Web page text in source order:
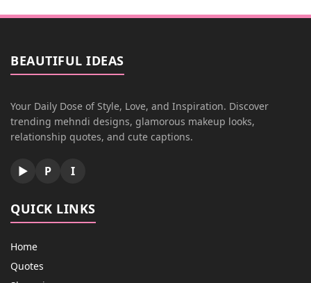
BEAUTIFUL IDEAS
Your Daily Dose of Style, Love, and Inspiration. Discover
trending mehndi designs, glamorous makeup looks,
relationship quotes, and cute captions.
▶ P I
QUICK LINKS
Home
Quotes